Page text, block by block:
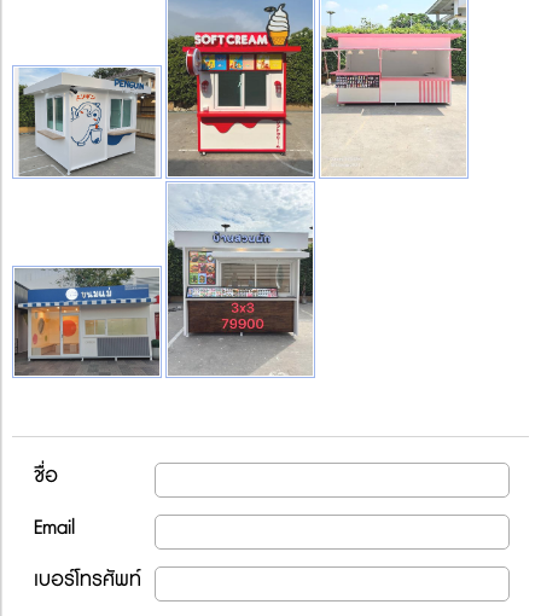
ชื่อ
Email
เบอร์โทรศัพท์